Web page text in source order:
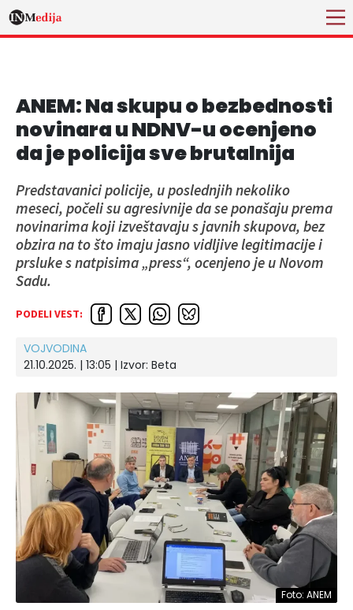
ANEM: Na skupu o bezbednosti
novinara u NDNV-u ocenjeno
da je policija sve brutalnija
Predstavanici policije, u poslednjih nekoliko
meseci, počeli su agresivnije da se ponašaju prema
novinarima koji izveštavaju s javnih skupova, bez
obzira na to što imaju jasno vidljive legitimacije i
prsluke s natpisima „press“, ocenjeno je u Novom
Sadu.
PODELI VEST:
VOJVODINA
21.10.2025. | 13:05 | Izvor: Beta
Foto: ANEM